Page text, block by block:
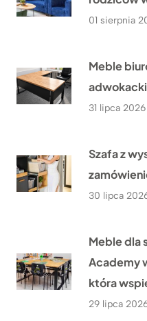
01 sierpnia
Meble
31 lipca 2026
Szafa z
30 lipca
Meble dla
Academy
która
29 lipca